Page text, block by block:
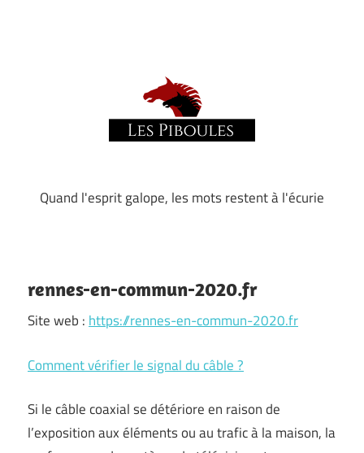
Les
Quand l'esprit galope, les mots restent à l'écurie
rennes-en-commun-2020.fr
Site web : https://rennes-en-commun-2020.fr
Comment vérifier le signal du câble ?
Si le câble coaxial se détériore en raison de
l’exposition aux éléments ou au trafic à la maison, la